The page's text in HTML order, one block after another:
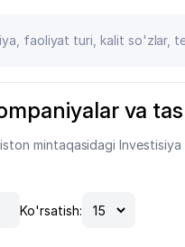
va
mintaqasidagi
Ko'rsatish: